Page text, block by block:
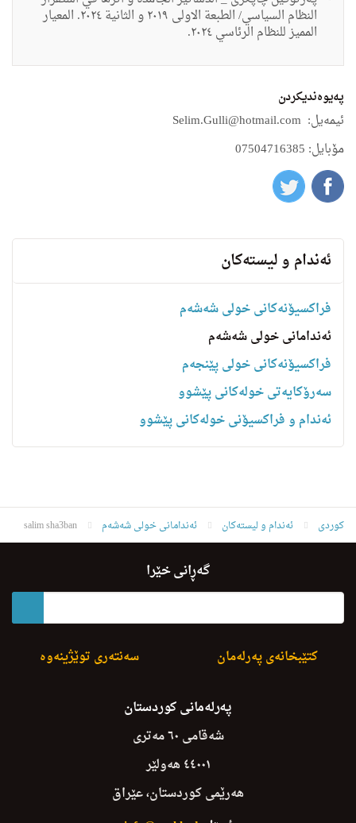
النظام السياسي/ الطبعة الاولى ٢٠١٩ و الثانية ٢٠٢٤. المعيار
المميز للنظام الرئاسي ٢٠٢٤.
په‌یوه‌ندیكردن
ئیمه‌یل:
مۆبایل: 07504716385
ئه‌ندام و لیسته‌كان
فراکسیۆنەکانی خولی شەشەم
ئەندامانی خولی شەشەم
فراکسیۆنەکانی خولی پێنجەم
سه‌رۆكایه‌تی خولەکانی پێشوو
ئەندام و فراکسیۆنی خولەکانی پێشوو
کوردی ئه‌ندام و لیسته‌كان ئەندامانی خولی شەشەم salim sha3ban
گەڕانی خێرا
سەنتەری توێژینەوە کتێبخانەی پەرلەمان
پەرلەمانی کوردستان
شەقامی ٦٠ مەتری
٤٤٠٠١ هەولێر
هەرێمی کوردستان، عێراق